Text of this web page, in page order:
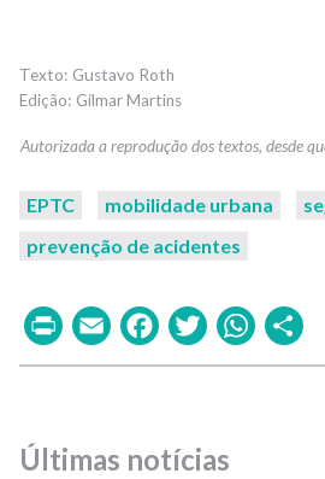
Gustavo Roth
Gilmar Martins
EPTC mobilidade urbana
prevenção de acidentes
PrintEmailFacebook
Twitter
Últimas notícias